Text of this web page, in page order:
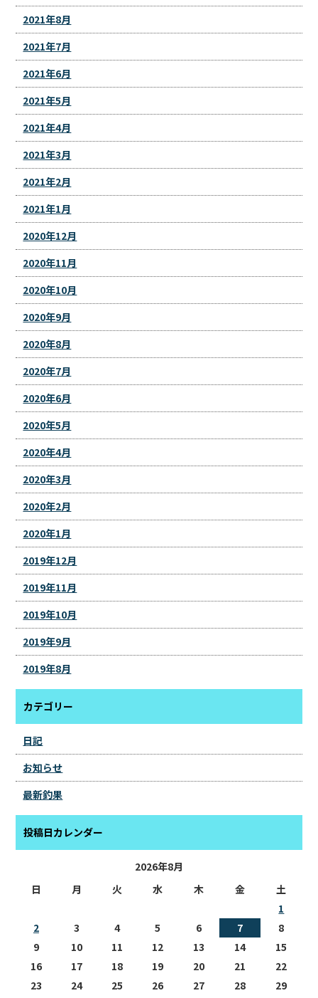
2021年8月
2021年7月
2021年6月
2021年5月
2021年4月
2021年3月
2021年2月
2021年1月
2020年12月
2020年11月
2020年10月
2020年9月
2020年8月
2020年7月
2020年6月
2020年5月
2020年4月
2020年3月
2020年2月
2020年1月
2019年12月
2019年11月
2019年10月
2019年9月
2019年8月
カテゴリー
日記
お知らせ
最新釣果
投稿日カレンダー
2026年8月
日
月 火 水 木 金
土
1
2
3 4 5 6 7
8
9
10 11 12 13 14
15
16
17 18 19 20 21
22
23
24 25 26 27 28
29